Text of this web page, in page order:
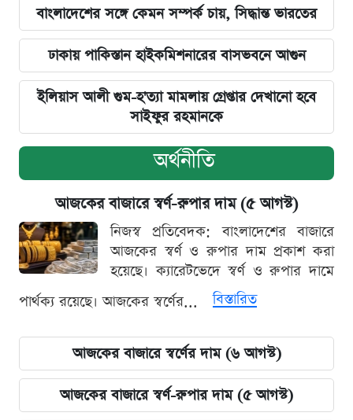
বাংলাদেশের সঙ্গে কেমন সম্পর্ক চায়, সিদ্ধান্ত ভারতের
ঢাকায় পাকিস্তান হাইকমিশনারের বাসভবনে আগুন
ইলিয়াস আলী গুম-হ'ত্যা মামলায় গ্রেপ্তার দেখানো হবে
সাইফুর রহমানকে
অর্থনীতি
আজকের বাজারে স্বর্ণ-রুপার দাম (৫ আগস্ট)
নিজস্ব প্রতিবেদক: বাংলাদেশের বাজারে
আজকের স্বর্ণ ও রুপার দাম প্রকাশ করা
হয়েছে। ক্যারেটভেদে স্বর্ণ ও রুপার দামে
পার্থক্য রয়েছে। আজকের স্বর্ণের...
বিস্তারিত
আজকের বাজারে স্বর্ণের দাম (৬ আগস্ট)
আজকের বাজারে স্বর্ণ-রুপার দাম (৫ আগস্ট)